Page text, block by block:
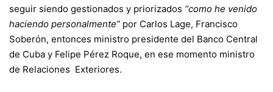
seguir siendo gestionados y priorizados “como he venido
haciendo personalmente” por Carlos Lage, Francisco
Soberón, entonces ministro presidente del Banco Central
de Cuba y Felipe Pérez Roque, en ese momento ministro
de Relaciones Exteriores.